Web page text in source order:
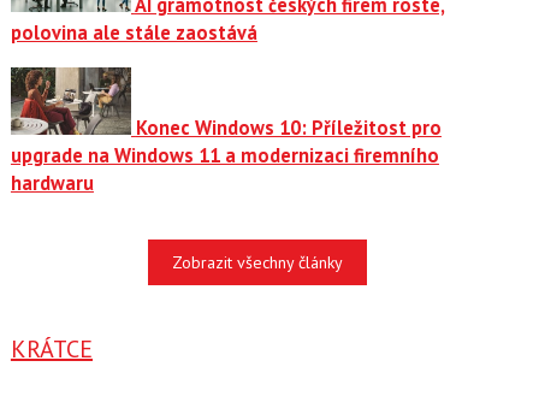
polovina ale stále zaostává
Konec Windows 10: Příležitost pro
upgrade na Windows 11 a modernizaci firemního
hardwaru
Zobrazit všechny články
KRÁTCE